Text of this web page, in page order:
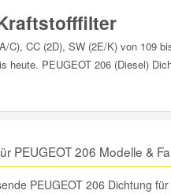
C), CC (2D), SW (2E/K) von 109
heute. PEUGEOT 206 (Diesel)
PEUGEOT 206 Modelle &
PEUGEOT 206 Dichtung